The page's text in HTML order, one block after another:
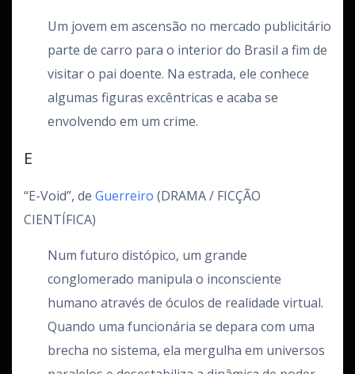
Um jovem em ascensão no mercado publicitário
parte de carro para o interior do Brasil a fim de
visitar o pai doente. Na estrada, ele conhece
algumas figuras excêntricas e acaba se
envolvendo em um crime.
E
“E-Void”, de Guerreiro (DRAMA / FICÇÃO
CIENTÍFICA)
Num futuro distópico, um grande
conglomerado manipula o inconsciente
humano através de óculos de realidade virtual.
Quando uma funcionária se depara com uma
brecha no sistema, ela mergulha em universos